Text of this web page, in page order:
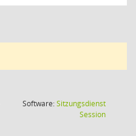
Software:Sitzungsdienst
Session(Wird in